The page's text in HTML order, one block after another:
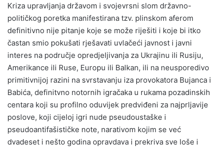
Kriza upravljanja državom i svojevrsni slom državno-
političkog poretka manifestirana tzv. plinskom aferom
definitivno nije pitanje koje se može riješiti i koje bi itko
častan smio pokušati rješavati uvlačeći javnost i javni
interes na područje opredjeljivanja za Ukrajinu ili Rusiju,
Amerikance ili Ruse, Europu ili Balkan, ili na neusporedivo
primitivnijoj razini na svrstavanju iza provokatora Bujanca i
Babića, definitvno notornih igračaka u rukama pozadinskih
centara koji su profilno oduvijek predviđeni za najprljavije
poslove, koji cijeloj igri nude pseudoustaške i
pseudoantifašističke note, narativom kojim se već
dvadeset i nešto godina opravdava i prekriva sve loše i